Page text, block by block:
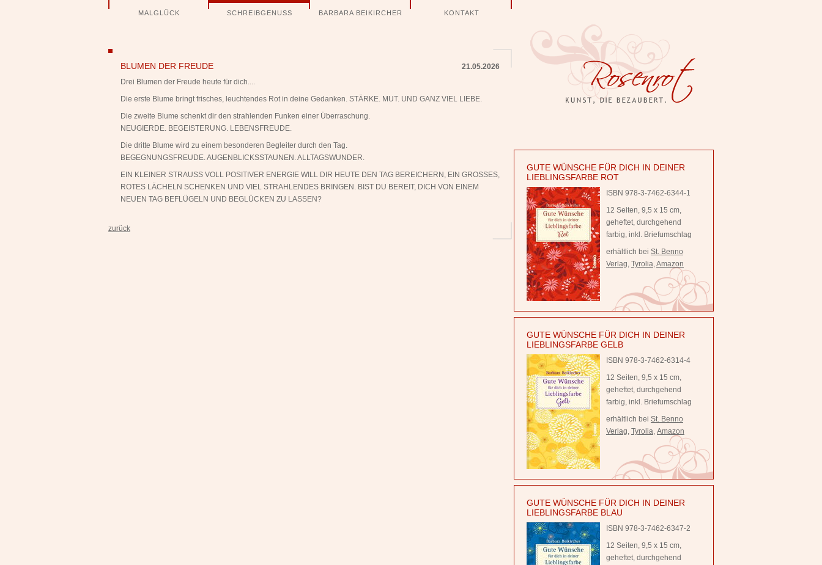
überspringenMALGLÜCK SCHREIBGENUSS BARBARA BEIKIRCHER KONTAKT
BLUMEN DER FREUDE
21.05.2026
Drei Blumen der Freude heute für dich....
Die erste Blume bringt frisches, leuchtendes Rot in deine Gedanken. STÄRKE. MUT. UND GANZ VIEL LIEBE.
Die zweite Blume schenkt dir den strahlenden Funken einer Überraschung.
NEUGIERDE. BEGEISTERUNG. LEBENSFREUDE.
Die dritte Blume wird zu einem besonderen Begleiter durch den Tag.
BEGEGNUNGSFREUDE. AUGENBLICKSSTAUNEN. ALLTAGSWUNDER.
EIN KLEINER STRAUSS VOLL POSITIVER ENERGIE WILL DIR HEUTE DEN TAG BEREICHERN, EIN GROSSES,
ROTES LÄCHELN SCHENKEN UND VIEL STRAHLENDES BRINGEN. BIST DU BEREIT, DICH VON EINEM
NEUEN TAG BEFLÜGELN UND BEGLÜCKEN ZU LASSEN?
zurück
GUTE WÜNSCHE FÜR DICH IN DEINER
LIEBLINGSFARBE ROT
ISBN 978-3-7462-6344-1
12 Seiten, 9,5 x 15 cm,
geheftet, durchgehend
farbig, inkl. Briefumschlag
erhältlich bei St. Benno
Verlag, Tyrolia,Amazon
GUTE WÜNSCHE FÜR DICH IN DEINER
LIEBLINGSFARBE GELB
ISBN 978-3-7462-6314-4
12 Seiten, 9,5 x 15 cm,
geheftet, durchgehend
farbig, inkl. Briefumschlag
erhältlich bei St. Benno
Verlag, Tyrolia, Amazon
GUTE WÜNSCHE FÜR DICH IN DEINER
LIEBLINGSFARBE BLAU
ISBN 978-3-7462-6347-2
12 Seiten, 9,5 x 15 cm,
geheftet, durchgehend